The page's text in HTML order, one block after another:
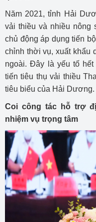
Năm 2021, tỉnh Hải
vải thiều và nhiều
chủ động áp dụng tiến
chỉnh thời vụ, xuất khẩu
ngoài. Đây là yếu tố
tiến tiêu thụ vải thiều
tiêu biểu của Hải Dương.
Coi công tác hỗ trợ
nhiệm vụ trọng tâm